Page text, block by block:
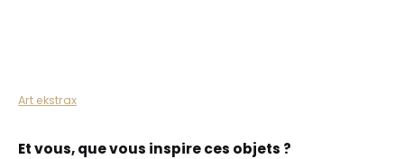
Art ekstrax
Et vous, que vous inspire ces objets ?